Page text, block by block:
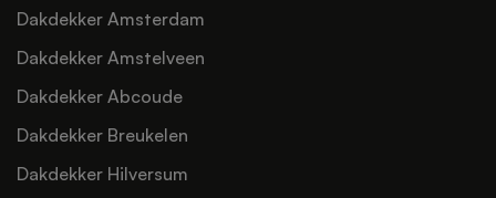
Dakdekker Amsterdam
Dakdekker Amstelveen
Dakdekker Abcoude
Dakdekker Breukelen
Dakdekker Hilversum